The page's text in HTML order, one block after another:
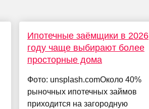
Ипотечные заёмщики в 2026
году чаще выбирают более
просторные дома
Фото: unsplash.comОколо 40%
рыночных ипотечных займов
приходится на загородную